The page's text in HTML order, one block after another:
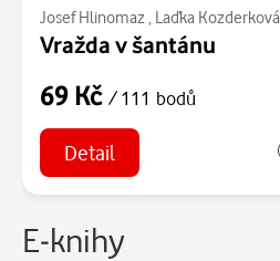
Josef Hlinomaz, Laďka Kozderková
Vražda v šantánu
69 Kč / 111 bodů
Detail
E-knihy